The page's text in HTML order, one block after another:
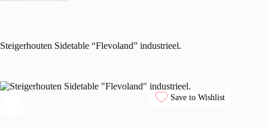
Steigerhouten Sidetable “Flevoland” industrieel.
Save to Wishlist